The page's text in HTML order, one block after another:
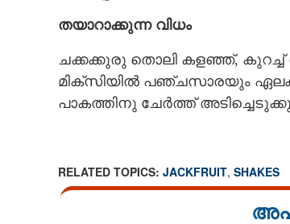
തയാറാക്കുന്ന വിധം
ചക്കക്കുരു തൊലി കളഞ്ഞ്,​ കുറച്ച്
മിക്സിയിൽ പഞ്ചസാരയും
പാകത്തിനു ചേർത്ത്
RELATED TOPICS: JACKFRUIT, SHAKES